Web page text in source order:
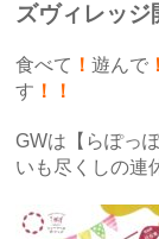
ズヴィレッ
食べて ！遊んで
す ！！
GWは【らぽっ
いも尽くしの連